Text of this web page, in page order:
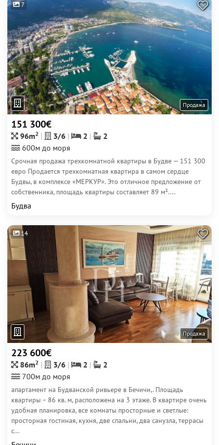
7
Продажа
151 300€
96m2 3/6 2
2
600м до моря
Срочная продажа трехкомнатной квартиры в Будве — 151 300
евро Продается трехкомнатная квартира в самом сердце
Будвы, в комплексе «МЕРКУР». Это отличное предложение от
собственника, площадь квартиры составляет 89 м²....
Будва
14
Продажа
223 600€
86m2 3/6 2
2
700м до моря
апартамент на Будванской ривьере в Бечичи,. Площадь
квартиры – 86 кв. м, расположена на 3 этаже. В квартире очень
удобная планировка, все комнаты просторные и светлые:
просторная гостиная, кухня, две спальни, два санузла, террасы
с...